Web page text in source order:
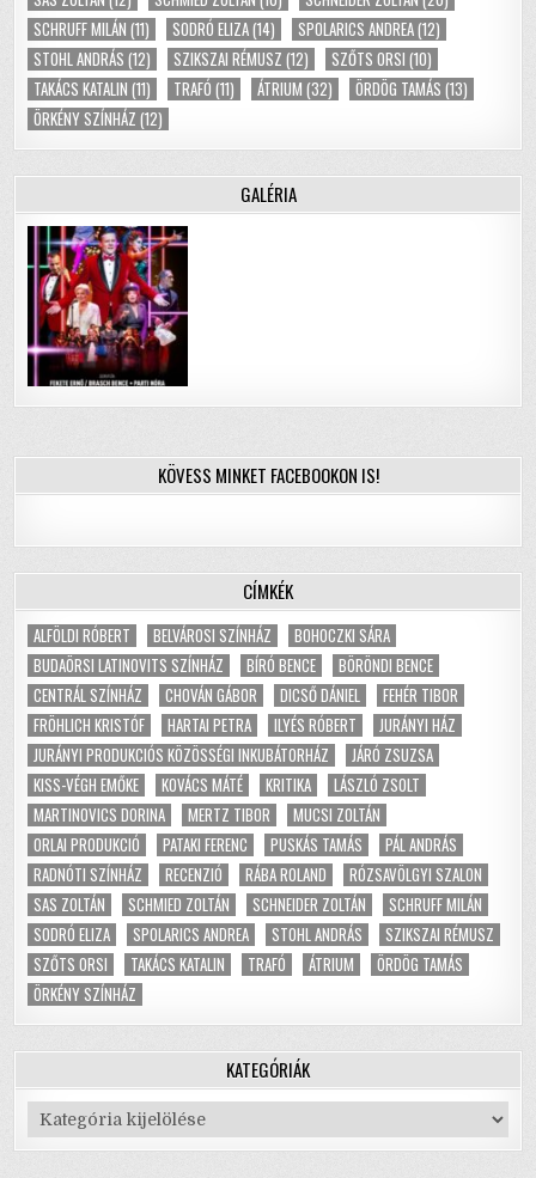
SCHRUFF MILÁN (11) SODRÓ ELIZA(14) SPOLARICS ANDREA(12)
STOHL ANDRÁS (12) SZIKSZAI RÉMUSZ (12) SZŐTS ORSI (10)
TAKÁCS KATALIN (11) TRAFÓ (11) ÁTRIUM (32) ÖRDÖG TAMÁS (13)
ÖRKÉNY SZÍNHÁZ (12)
GALÉRIA
KÖVESS MINKET FACEBOOKON IS!
CÍMKÉK
ALFÖLDI RÓBERT BELVÁROSI SZÍNHÁZ
BOHOCZKI SÁRA
BUDAÖRSI LATINOVITS SZÍNHÁZ
BÍRÓ BENCE
BÖRÖNDI BENCE
CENTRÁL SZÍNHÁZ
CHOVÁN GÁBOR DICSŐ DÁNIEL
FEHÉR TIBOR
FRÖHLICH KRISTÓF
HARTAI PETRA ILYÉS RÓBERT
JURÁNYI HÁZ
JURÁNYI PRODUKCIÓS KÖZÖSSÉGI INKUBÁTORHÁZ
JÁRÓ ZSUZSA
KISS-VÉGH EMŐKE
KOVÁCS MÁTÉ KRITIKA
LÁSZLÓ ZSOLT
MARTINOVICS DORINA
MERTZ TIBOR
MUCSI ZOLTÁN
ORLAI PRODUKCIÓ
PATAKI FERENC PUSKÁS TAMÁS
PÁL ANDRÁS
RADNÓTI SZÍNHÁZ
RECENZIÓ RÁBA ROLAND
RÓZSAVÖLGYI SZALON
SAS ZOLTÁN
SCHMIED ZOLTÁN SCHNEIDER ZOLTÁN
SCHRUFF MILÁN
SODRÓ ELIZA
SPOLARICS ANDREA STOHL ANDRÁS
SZIKSZAI RÉMUSZ
SZŐTS ORSI
TAKÁCS KATALIN TRAFÓ ÁTRIUM
ÖRDÖG TAMÁS
ÖRKÉNY SZÍNHÁZ
KATEGÓRIÁK
Kategóriák